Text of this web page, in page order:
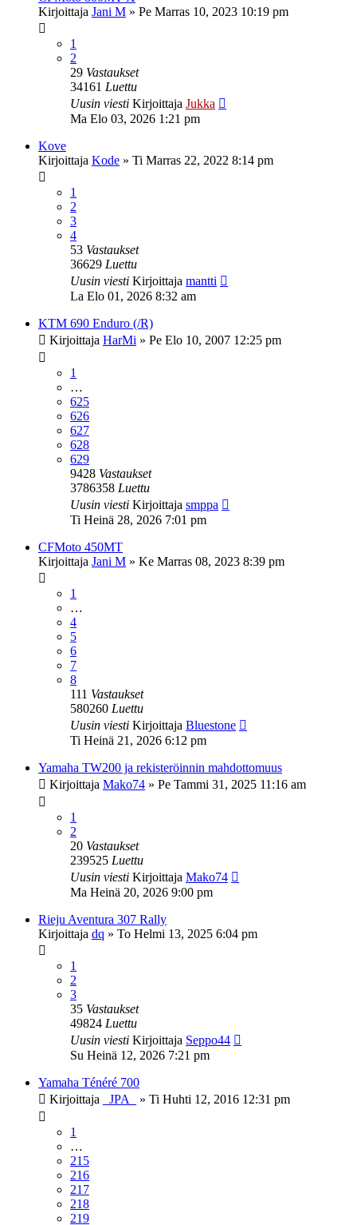
Kirjoittaja Jani M » Pe Marras 10, 2023 10:19 pm
1
2
29 Vastaukset
34161 Luettu
Uusin viesti Kirjoittaja Jukka
Ma Elo 03, 2026 1:21 pm
Kove
Kirjoittaja Kode » Ti Marras 22, 2022 8:14 pm
1
2
3
4
53 Vastaukset
36629 Luettu
Uusin viesti Kirjoittaja mantti
La Elo 01, 2026 8:32 am
KTM 690 Enduro (/R)
Kirjoittaja HarMi » Pe Elo 10, 2007 12:25 pm
1
…
625
626
627
628
629
9428 Vastaukset
3786358 Luettu
Uusin viesti Kirjoittaja smppa
Ti Heinä 28, 2026 7:01 pm
CFMoto 450MT
Kirjoittaja Jani M » Ke Marras 08, 2023 8:39 pm
1
…
4
5
6
7
8
111 Vastaukset
580260 Luettu
Uusin viesti Kirjoittaja Bluestone
Ti Heinä 21, 2026 6:12 pm
Yamaha TW200 ja rekisteröinnin mahdottomuus
Kirjoittaja Mako74 » Pe Tammi 31, 2025 11:16 am
1
2
20 Vastaukset
239525 Luettu
Uusin viesti Kirjoittaja Mako74
Ma Heinä 20, 2026 9:00 pm
Rieju Aventura 307 Rally
Kirjoittaja dq » To Helmi 13, 2025 6:04 pm
1
2
3
35 Vastaukset
49824 Luettu
Uusin viesti Kirjoittaja Seppo44
Su Heinä 12, 2026 7:21 pm
Yamaha Ténéré 700
Kirjoittaja
_JPA_ » Ti Huhti 12, 2016 12:31 pm
1
…
215
216
217
218
219